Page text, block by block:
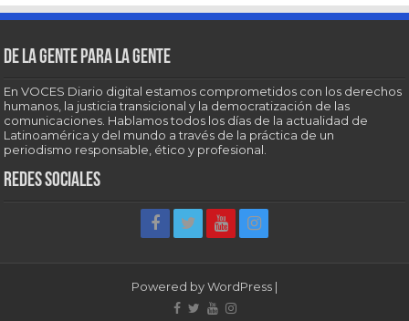
De la gente para la gente
En VOCES Diario digital estamos comprometidos con los derechos
humanos, la justicia transicional y la democratización de las
comunicaciones. Hablamos todos los días de la actualidad de
Latinoamérica y del mundo a través de la práctica de un
periodismo responsable, ético y profesional.
Redes sociales
Powered byWordPress |